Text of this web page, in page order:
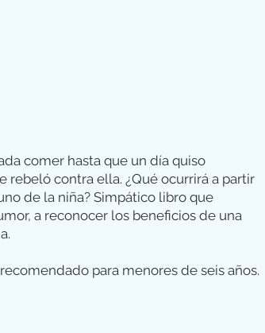
comer hasta que un día quiso
rebeló contra ella. ¿Qué ocurrirá a partir
de la niña? Simpático libro que
a reconocer los beneficios de una
para menores de seis años.